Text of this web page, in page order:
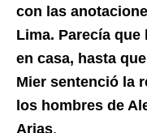
con las
Lima. Parecía
en casa, hasta
Mier sentenció la
los hombres de
Arias.